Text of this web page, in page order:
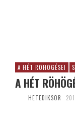
A HÉT RÖHÖGÉSEI
A HÉT
HETEDIKSOR